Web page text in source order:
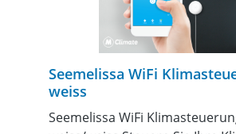
Seemelissa WiFi
weiss
Seemelissa WiFi